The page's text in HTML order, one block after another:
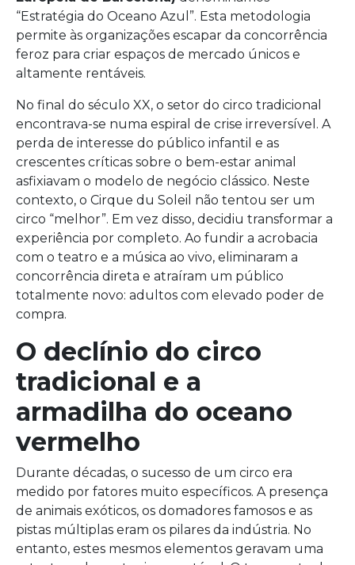
“Estratégia do Oceano Azul”. Esta metodologia
permite às organizações escapar da concorrência
feroz para criar espaços de mercado únicos e
altamente rentáveis.
No final do século XX, o setor do circo tradicional
encontrava-se numa espiral de crise irreversível. A
perda de interesse do público infantil e as
crescentes críticas sobre o bem-estar animal
asfixiavam o modelo de negócio clássico. Neste
contexto, o Cirque du Soleil não tentou ser um
circo “melhor”. Em vez disso, decidiu transformar a
experiência por completo. Ao fundir a acrobacia
com o teatro e a música ao vivo, eliminaram a
concorrência direta e atraíram um público
totalmente novo: adultos com elevado poder de
compra.
O declínio do circo
tradicional e a
armadilha do oceano
vermelho
Durante décadas, o sucesso de um circo era
medido por fatores muito específicos. A presença
de animais exóticos, os domadores famosos e as
pistas múltiplas eram os pilares da indústria. No
entanto, estes mesmos elementos geravam uma